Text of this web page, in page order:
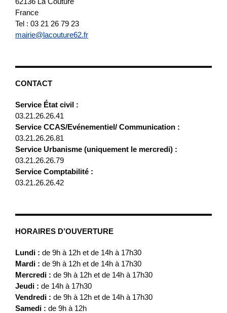
France
Tel : 03 21 26 79 23
mairie@lacouture62.fr
CONTACT
Service État civil :
03.21.26.26.41
Service CCAS/Evénementiel/ Communication :
03.21.26.26.81
Service Urbanisme (uniquement le mercredi) :
03.21.26.26.79
Service Comptabilité :
03.21.26.26.42
HORAIRES D’OUVERTURE
Lundi : de 9h à 12h et de 14h à 17h30
Mardi : de 9h à 12h et de 14h à 17h30
Mercredi : de 9h à 12h et de 14h à 17h30
Jeudi : de 14h à 17h30
Vendredi : de 9h à 12h et de 14h à 17h30
Samedi : de 9h à 12h